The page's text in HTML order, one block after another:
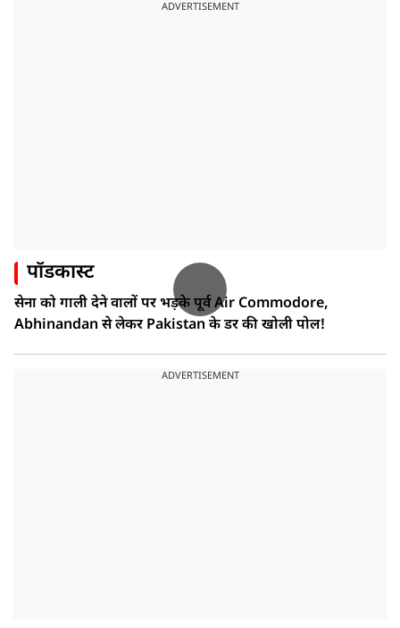
ADVERTISEMENT
पॉडकास्ट
सेना को गाली देने वालों पर भड़के पूर्व Air Commodore,
Abhinandan से लेकर Pakistan के डर की खोली पोल!
ADVERTISEMENT